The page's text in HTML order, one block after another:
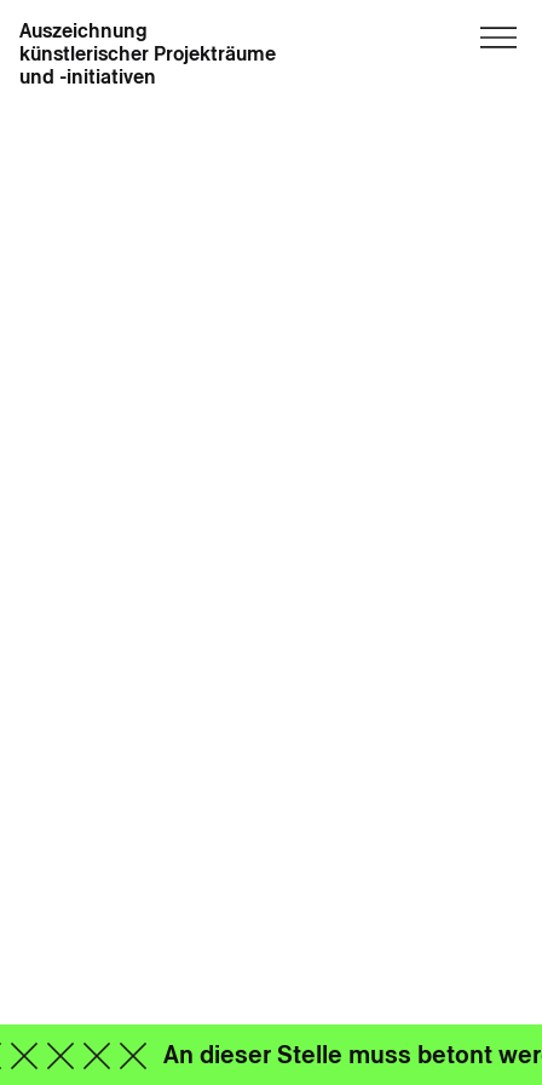
Auszeichnung
künstlerischer Projekträume
und -initiativen
An dieser Stelle muss betont